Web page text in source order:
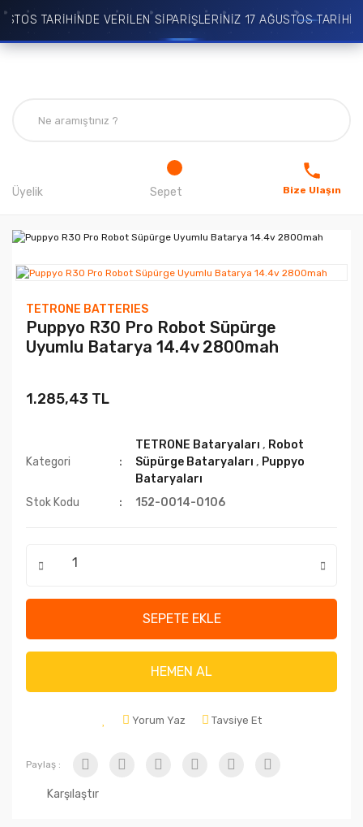
TARİHİNDE VERİLEN SİPARİŞLERİNİZ 17 AĞUSTOS
Üyelik Sepet Bize Ulaşın
TETRONE BATTERIES
Puppyo R30 Pro Robot Süpürge
Uyumlu Batarya 14.4v 2800mah
1.285,43 TL
Kategori
TETRONE Bataryaları, Robot
Süpürge Bataryaları , Puppyo
Bataryaları
Stok Kodu
152-0014-0106
SEPETE EKLE
HEMEN AL
Yorum Yaz Tavsiye Et
Paylaş :
Karşılaştır